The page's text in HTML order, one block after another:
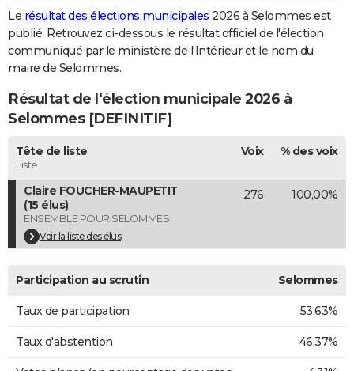
Destinations
City break
Voyage nature
Voyage de noces
Forum
Climat
+
PHOTO
GUIDES D'ACHAT
CARTE DE VOEUX
Carte de Noël
Carte Bonne année
Carte Saint-Valentin
Carte Pâques
Carte d'anniversaire
DICTIONNAIRE
PROGRAMME TV
COPAINS D'AVANT
S'inscrire
Se connecter
Lycées
Collèges
Primaires
Universités
Entreprises
Service militaire
Avis de recherche
AVIS DE DÉCÈS
FORUM
Bricolage
Lifestyle
Culture
Sport
Auto
Television
Voyage
Cinema
Le résultat des élections municipales 2026 à Selommes est
publié. Retrouvez ci-dessous le résultat officiel de l'élection
communiqué par le ministère de l'Intérieur et le nom du
maire de Selommes.
Résultat de l'élection municipale 2026 à
Selommes [DEFINITIF]
Tête de liste
Liste
Voix % des voix
Claire FOUCHER-MAUPETIT
(15 élus)
ENSEMBLE POUR SELOMMES
Voir la liste des élus
276 100,00%
Participation au scrutin Selommes
Taux de participation 53,63%
Taux d'abstention 46,37%